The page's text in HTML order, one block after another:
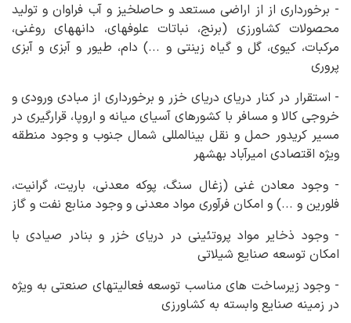
- برخورداری از از اراضی مستعد و حاصلخیز و آب فراوان و تولید
محصولات کشاورزی (برنج، نباتات علوفه‏ای، دانه‏های روغنی،
مرکبات، کیوی، گل و گیاه زینتی و ...) دام، طیور و آبزی و آبزی
پروری
- استقرار در کنار دریای دریای خزر و برخورداری از مبادی ورودی و
خروجی کالا و مسافر با کشورهای آسیای میانه و اروپا، قرارگیری در
مسیر کریدور حمل و نقل بین‏المللی شمال جنوب و وجود منطقه
ویژه اقتصادی امیرآباد بهشهر
- وجود معادن غنی (زغال سنگ، پوکه معدنی، باریت، گرانیت،
فلورین و ...) و امکان فرآوری مواد معدنی و وجود منابع نفت و گاز
- وجود ذخایر مواد پروتئینی در دریای خزر و بنادر صیادی با
امکان توسعه صنایع شیلاتی
- وجود زیرساخت های مناسب توسعه فعالیت‏های صنعتی به ویژه
در زمینه صنایع وابسته به کشاورزی